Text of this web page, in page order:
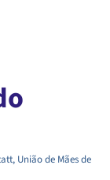
, União de Mães de